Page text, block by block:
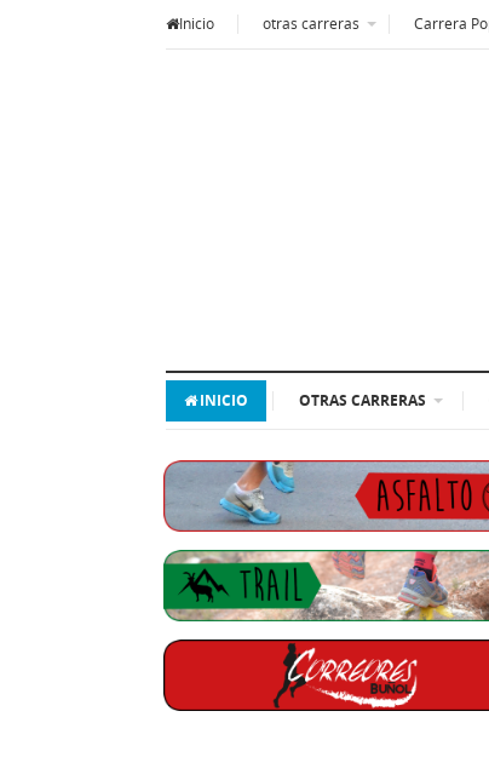
Inicio otras carreras Carrera
INICIO OTRAS CARRERAS